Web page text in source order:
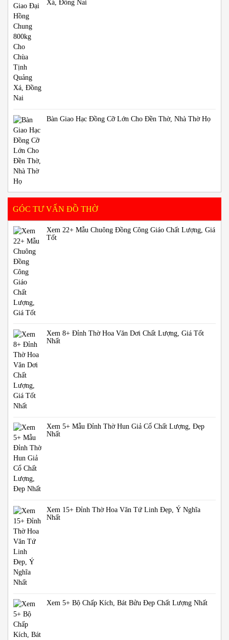
Xá, Đồng Nai
Bàn Giao Hạc Đồng Cỡ Lớn Cho Đền Thờ, Nhà Thờ Họ
GÓC TƯ VẤN ĐỒ THỜ
Xem 22+ Mẫu Chuông Đồng Công Giáo Chất Lượng, Giá
Tốt
Xem 8+ Đỉnh Thờ Hoa Văn Dơi Chất Lượng, Giá Tốt
Nhất
Xem 5+ Mẫu Đỉnh Thờ Hun Giả Cổ Chất Lượng, Đẹp
Nhất
Xem 15+ Đỉnh Thờ Hoa Văn Tứ Linh Đẹp, Ý Nghĩa
Nhất
Xem 5+ Bộ Chấp Kích, Bát Bửu Đẹp Chất Lượng Nhất